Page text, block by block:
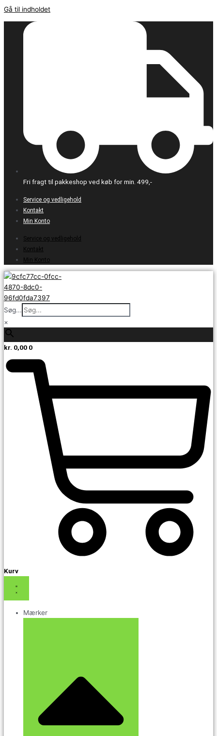
Gå til indholdet
Fri fragt til pakkeshop ved køb for min. 499,-
Service og vedligehold
Kontakt
Min Konto
Service og vedligehold
Kontakt
Min Konto
Søg...
×
kr. 0,00 0
Kurv
Mærker